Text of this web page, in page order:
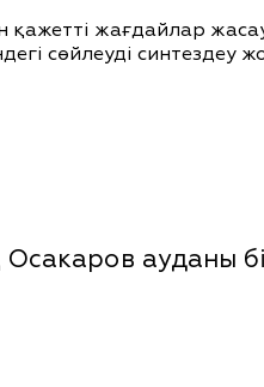
қажетті жағдайлар
сөйлеуді
ауданы